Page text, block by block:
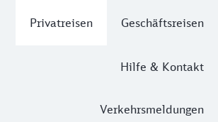
Privatreisen Geschäftsreisen
Hilfe & Kontakt
Verkehrsmeldungen